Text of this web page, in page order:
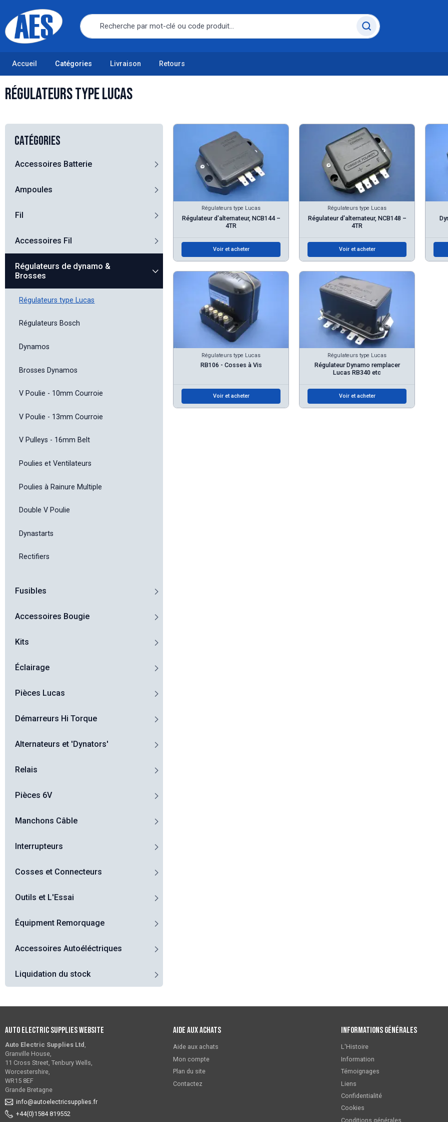
Accueil Catégories Livraison Retours
Régulateurs type Lucas
Catégories
Accessoires Batterie
Ampoules
Fil
Accessoires Fil
Régulateurs de dynamo &
Brosses
Régulateurs type Lucas
Régulateurs Bosch
Dynamos
Brosses Dynamos
V Poulie - 10mm Courroie
V Poulie - 13mm Courroie
V Pulleys - 16mm Belt
Poulies et Ventilateurs
Poulies à Rainure Multiple
Double V Poulie
Dynastarts
Rectifiers
Fusibles
Accessoires Bougie
Kits
Éclairage
Pièces Lucas
Démarreurs Hi Torque
Alternateurs et 'Dynators'
Relais
Pièces 6V
Manchons Câble
Interrupteurs
Cosses et Connecteurs
Outils et L'Essai
Équipment Remorquage
Accessoires Autoéléctriques
Liquidation du stock
Régulateurs type Lucas
Régulateur d'alternateur, NCB144 –
4TR
Voir et acheter
Régulateurs type Lucas
Régulateur d'alternateur, NCB148 –
4TR
Voir et acheter
Régulateurs type Lucas
RB106 - Cosses à Vis
Voir et acheter
Régulateurs type Lucas
Régulateur Dynamo remplacer
Lucas RB340 etc
Voir et acheter
Auto Electric Supplies Website
Auto Electric Supplies Ltd
Granville House,
11 Cross Street, Tenbury Wells,
Worcestershire,
WR15 8EF
Grande Bretagne
info@autoelectricsupplies.fr
+44(0)1584 819552
Aide aux achats
Aide aux achats
Mon compte
Plan du site
Contactez
Informations générales
L'Histoire
Information
Témoignages
Liens
Confidentialité
Cookies
Conditions générales